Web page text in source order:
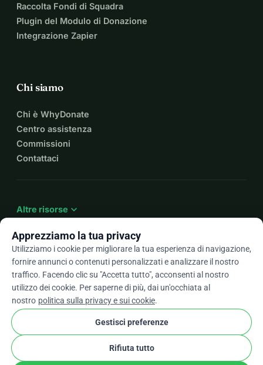
Raccolta Fondi di Squadra
Plugin del Modulo di Donazione
Integrazione Zapier
Chi siamo
Chi è WhyDonate
Centro assistenza
Commissioni
Contattaci
Altre risorse expand_more
It arrow_drop_down
★★★★★4,9 / 5 basato su oltre 500 recensioni
WhyDonatePrivacy e cookie
Termini e condizioni
Apprezziamo la tua privacy
Utilizziamo i cookie per migliorare la tua esperienza di navigazione,
fornire annunci o contenuti personalizzati e analizzare il nostro
traffico. Facendo clic su "Accetta tutto", acconsenti al nostro
utilizzo dei cookie. Per saperne di più, dai un'occhiata al
nostro politica sulla privacy e sui cookie.
Gestisci preferenze
Rifiuta tutto